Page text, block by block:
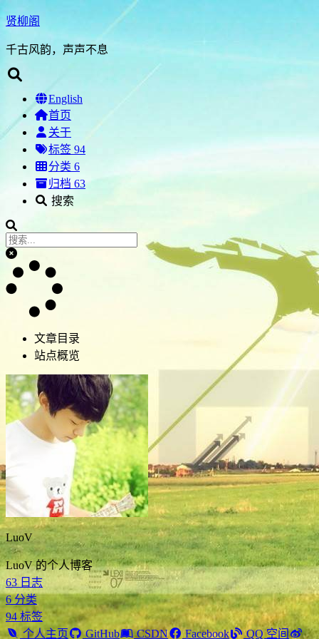
贤柳阁
千古风韵，声声不息
English
首页
关于
标签 94
分类 6
归档 63
搜索
文章目录
站点概览
LuoV
LuoV 的个人博客
63 日志
6 分类
94 标签
个人主页
GitHub CSDN Facebook QQ 空间